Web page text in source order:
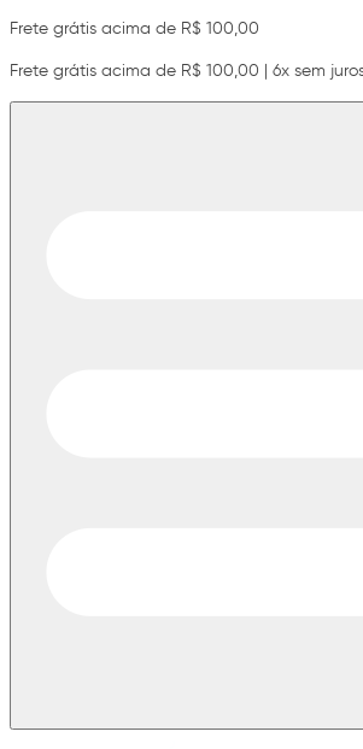
Frete grátis acima de R$ 100,00
Frete grátis acima de R$ 100,00 | 6x sem